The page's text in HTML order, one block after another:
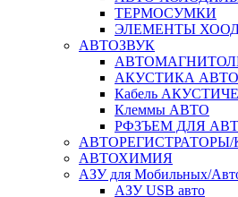
ТЕРМОСУМКИ
ЭЛЕМЕНТЫ
АВТОЗВУК
АКУСТИКА
Кабель
Клеммы АВТО
РФЗЪЕМ ДЛЯ
АВТОРЕГИСТРАТОРЫ/
АВТОХИМИЯ
АЗУ для Мобильных/
АЗУ USB авто